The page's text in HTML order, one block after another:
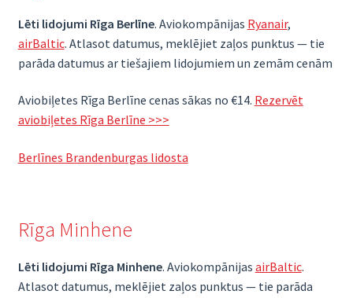
Lēti lidojumi Rīga Berlīne. Aviokompānijas Ryanair,
airBaltic. Atlasot datumus, meklējiet zaļos punktus — tie
parāda datumus ar tiešajiem lidojumiem un zemām cenām
Aviobiļetes Rīga Berlīne cenas sākas no €14. Rezervēt
aviobiļetes Rīga Berlīne >>>
Berlīnes Brandenburgas lidosta
Rīga Minhene
Lēti lidojumi Rīga Minhene. Aviokompānijas airBaltic.
Atlasot datumus, meklējiet zaļos punktus — tie parāda